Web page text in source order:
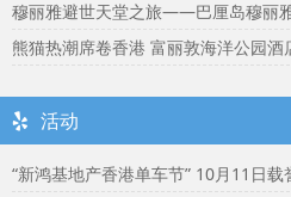
穆丽雅避世天堂之旅——巴厘岛穆丽
熊猫热潮席卷香港 富丽敦海洋公园酒
活动
“新鸿基地产香港单车节” 10月11日载